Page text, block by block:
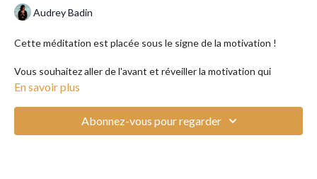
Audrey Badin
Cette méditation est placée sous le signe de la motivation !
Vous souhaitez aller de l'avant et réveiller la motivation qui
sommeille en vous ? Prenez ce temps aux côtés d'Audrey afin de
En savoir plus
Abonnez-vous pour regarder